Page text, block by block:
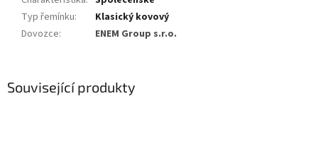
Související produkty
Typ řemínku:
Klasický kovový
Dovozce: ENEM Group s.r.o.